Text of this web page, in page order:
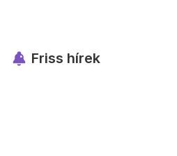
Friss hírek